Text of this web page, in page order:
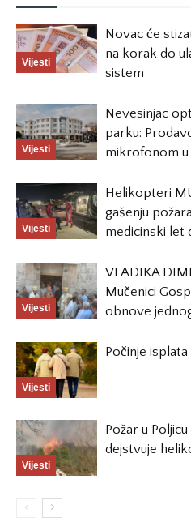
Vijesti
Novac će
na korak do
sistem
Vijesti
Nevesinjac
parku:
mikrofonom u
Vijesti
Helikopteri
gašenju
medicinski let
Vijesti
VLADIKA
Mučenici
obnove
Vijesti
Počinje
Vijesti
Požar u
dejstvuje